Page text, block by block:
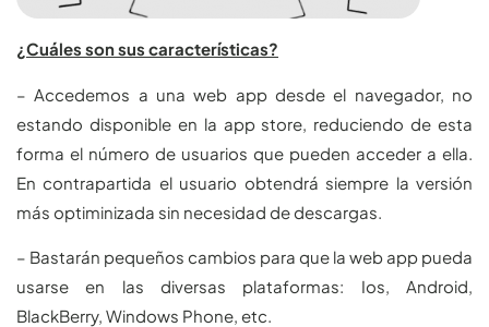
¿Cuáles son sus características?
– Accedemos a una web app desde el navegador, no
estando disponible en la app store, reduciendo de esta
forma el número de usuarios que pueden acceder a ella.
En contrapartida el usuario obtendrá siempre la versión
más optiminizada sin necesidad de descargas.
– Bastarán pequeños cambios para que la web app pueda
usarse en las diversas plataformas: Ios, Android,
BlackBerry, Windows Phone, etc.